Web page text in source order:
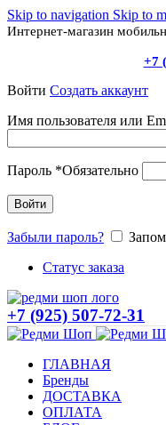
Skip to navigation Skip to
Интернет-магазин
+7
Войти Создать аккаунт
Имя пользователя или
Пароль *Обязательно
Войти
Забыли пароль?
Статус заказа
+7 (925) 507-72-31
ГЛАВНАЯ
Бренды
ДОСТАВКА
ОПЛАТА